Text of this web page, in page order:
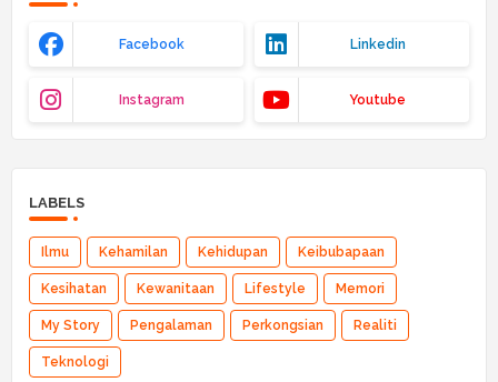
Facebook Linkedin
Instagram Youtube
LABELS
Ilmu Kehamilan Kehidupan Keibubapaan
Kesihatan Kewanitaan Lifestyle Memori
My Story Pengalaman Perkongsian Realiti
Teknologi